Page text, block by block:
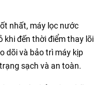
nhất, máy lọc nước
khi đến thời điểm thay lõi
dõi và bảo trì máy kịp
sạch và an toàn.